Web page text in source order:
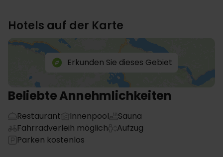
Hotels auf der Karte
Erkunden Sie dieses Gebiet
Beliebte Annehmlichkeiten
Restaurant Innenpool
Sauna
Fahrradverleih möglich
Aufzug
Parken kostenlos